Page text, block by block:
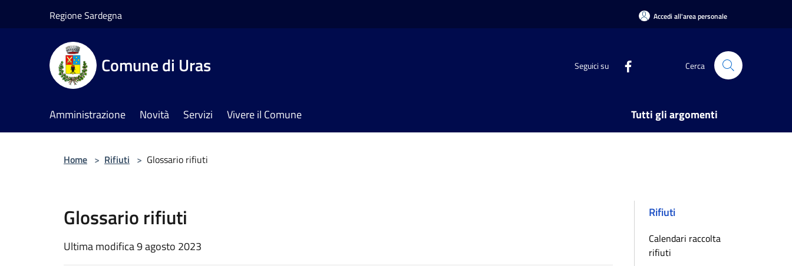
Regione Sardegna Accedi all'area personale
Comune di Uras Seguici su Cerca
Amministrazione Novità Servizi Vivere il Comune Tutti gli argomenti
Home > Rifiuti > Glossario rifiuti
Glossario rifiuti
Ultima modifica 9 agosto 2023
Rifiuti
Calendari raccolta
rifiuti